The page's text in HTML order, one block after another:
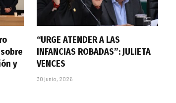
y
“URGE ATENDER A LAS
INFANCIAS ROBADAS”: JULIETA
VENCES
30 junio, 2026